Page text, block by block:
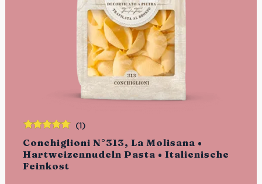
Conchiglioni N°313, La Molisana •
Hartweizennudeln Pasta • Italienische
Feinkost
(1)
Bewertet
mit5.00von
5